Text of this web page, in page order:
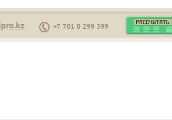
+7 701 0 299 399